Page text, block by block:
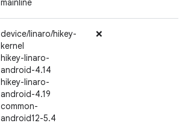
mainline
device/linaro/hikey-
kernel
hikey-linaro-
android-4.14
hikey-linaro-
android-4.19
common-
android12-5.4
❌